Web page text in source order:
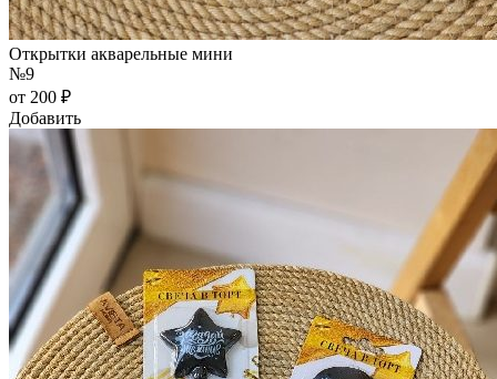
Открытки акварельные мини
№9
от 200 ₽
Добавить